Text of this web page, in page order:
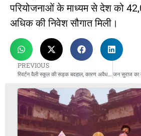
परियोजनाओं के माध्यम से देश को
अधिक की निवेश सौगात मिली।
PREVIOUS